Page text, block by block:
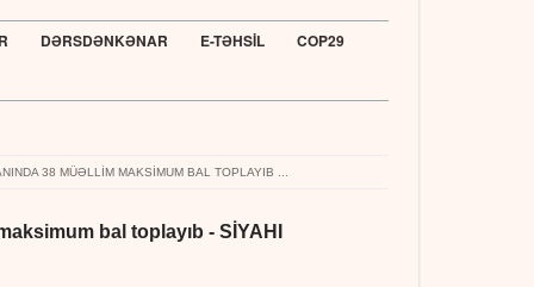
DƏRSDƏNKƏNAR E-TƏHSİL
COP29
38 MÜƏLLIM MAKSIMUM BAL TOPLAYIB ...
bal toplayıb - SİYAHI